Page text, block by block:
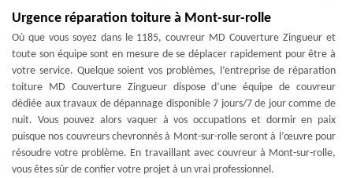
Urgence réparation toiture à Mont-sur-rolle
Où que vous soyez dans le 1185, couvreur MD Couverture Zingueur et
toute son équipe sont en mesure de se déplacer rapidement pour être à
votre service. Quelque soient vos problèmes, l’entreprise de réparation
toiture MD Couverture Zingueur dispose d’une équipe de couvreur
dédiée aux travaux de dépannage disponible 7 jours/7 de jour comme de
nuit. Vous pouvez alors vaquer à vos occupations et dormir en paix
puisque nos couvreurs chevronnés à Mont-sur-rolle seront à l’œuvre pour
résoudre votre problème. En travaillant avec couvreur à Mont-sur-rolle,
vous êtes sûr de confier votre projet à un vrai professionnel.